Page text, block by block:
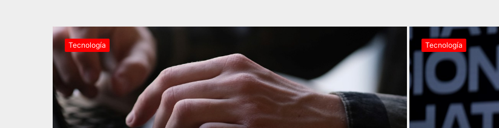
Tecnología Tecnología